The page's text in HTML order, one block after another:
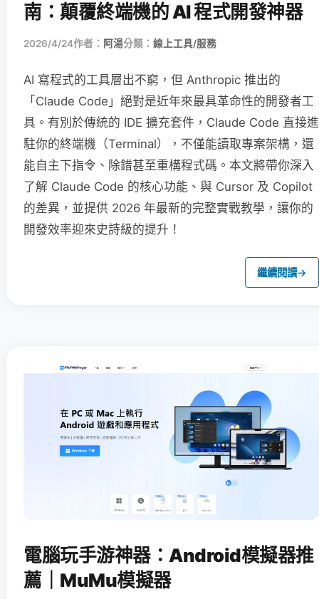
南：顛覆終端機的 AI 程式開發神器
2026/4/24作者： 阿湯分類： 線上工具/服務
AI 寫程式的工具層出不窮，但 Anthropic 推出的
「Claude Code」絕對是近年來最具革命性的開發者工
具。有別於傳統的 IDE 擴充套件，Claude Code 直接進
駐你的終端機（Terminal），不僅能讀取專案架構，還
能自主下指令、除錯甚至重構程式碼。本文將帶你深入
了解 Claude Code 的核心功能、與 Cursor 及 Copilot
的差異，並提供 2026 年最新的完整實戰教學，讓你的
開發效率迎來史詩級的提升！
繼續閱讀→
電腦玩手游神器：Android模擬器推
薦｜MuMu模擬器